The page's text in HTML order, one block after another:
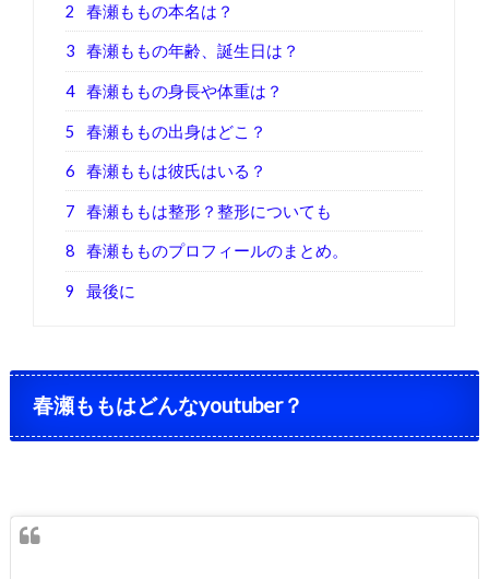
2 春瀬ももの本名は？
3 春瀬ももの年齢、誕生日は？
4 春瀬ももの身長や体重は？
5 春瀬ももの出身はどこ？
6 春瀬ももは彼氏はいる？
7 春瀬ももは整形？整形についても
8 春瀬もものプロフィールのまとめ。
9 最後に
春瀬ももはどんなyoutuber？